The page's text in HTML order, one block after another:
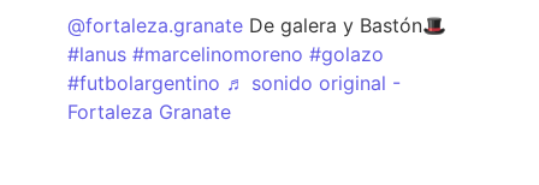
@fortaleza.granate De galera y Bastón🎩
#lanus #marcelinomoreno #golazo
#futbolargentino ♬ sonido original -
Fortaleza Granate